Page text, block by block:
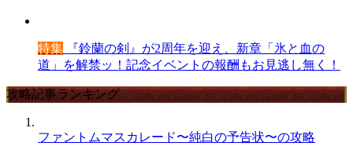
特集 『鈴蘭の剣』が2周年を迎え、新章「氷と血の
道」を解禁ッ！記念イベントの報酬もお見逃し無く！
攻略記事ランキング
ファントムマスカレード〜純白の予告状〜の攻略